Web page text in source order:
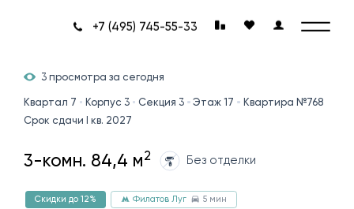
+7 (495) 745-55-33
3 просмотра за сегодня
Квартал 7 Корпус 3 Секция 3 Этаж 17
Квартира №768
Срок сдачи I кв. 2027
3-комн. 84,4 м2 Без отделки
Скидки до 12% Филатов Луг 5 мин